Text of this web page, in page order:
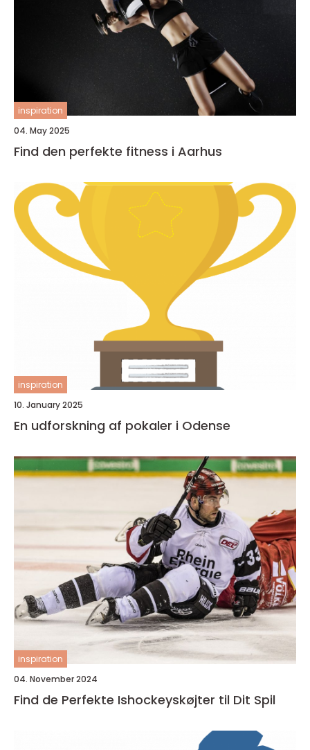
inspiration
04. May 2025
Find den perfekte fitness i Aarhus
inspiration
10. January 2025
En udforskning af pokaler i Odense
inspiration
04. November 2024
Find de Perfekte Ishockeyskøjter til Dit Spil